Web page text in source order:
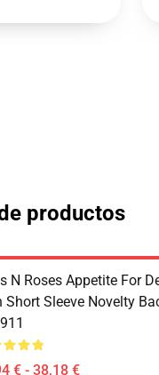
productos
N Roses Appetite For
Short Sleeve Novelty
€ - 38,18 €